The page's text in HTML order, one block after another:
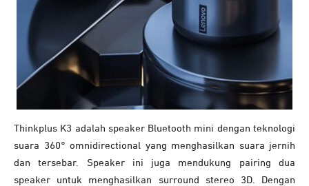
Thinkplus K3 adalah speaker Bluetooth mini dengan teknologi
suara 360° omnidirectional yang menghasilkan suara jernih
dan tersebar. Speaker ini juga mendukung pairing dua
speaker untuk menghasilkan surround stereo 3D. Dengan